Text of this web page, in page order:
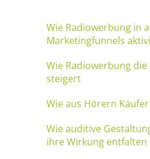
Wie Radiowerbung in
Marketingfunnels
Wie Radiowerbung
steigert
Wie aus Hörern
Wie auditive
ihre Wirkung entfalten